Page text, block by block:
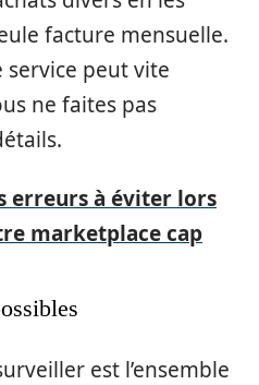
facture mensuelle.
service peut vite
ne faites pas
erreurs à éviter lors
marketplace cap
est l’ensemble